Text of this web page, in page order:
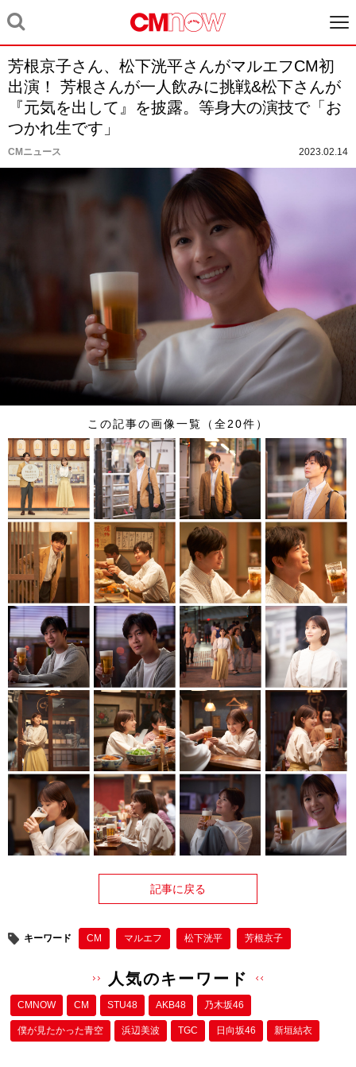
芳根京子さん、松下洸平さんがマルエフCM初
出演！ 芳根さんが一人飲みに挑戦&松下さんが
『元気を出して』を披露。等身大の演技で「お
つかれ生です」
CMニュース 2023.02.14
この記事の画像一覧（全20件）
記事に戻る
キーワード CM マルエフ 松下洸平 芳根京子
人気のキーワード
CMNOW CM STU48 AKB48 乃木坂46
僕が⾒たかった⻘空 浜辺美波 TGC 日向坂46 新垣結衣